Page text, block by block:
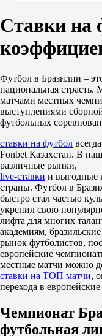
2.40
-
Атлетико Паранаэнсе
2.10
3.20
3.55
1X
12
1.27
1.33
1.70
Фора
1
2
0
1.52
0
2.45
Тотал
Б
М
2.5
1.70
Обе забьют
Ставки на
Футбол в Бразилии –
национальная страсть.
матчами местных
выступлениями
футбольных
ставки на футбол
Fonbet Казахстан. В
различные рынки,
live-ставки и выгодные
страны. Футбол в
быстро стал частью
укрепил свою
лифта для многих
академиям,
рынок футболистов,
европейские
местные матчи можно
ставки на ТОП матчи,
перехода в
Чемпионат
футбольная